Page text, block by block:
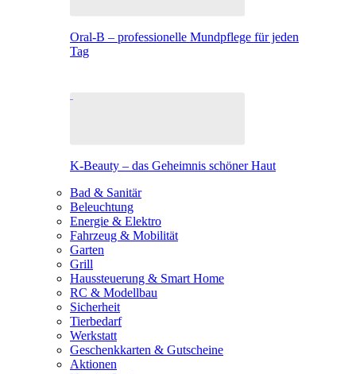
Oral-B – professionelle Mundpflege für jeden
Tag
K-Beauty – das Geheimnis schöner Haut
Bad & Sanitär
Beleuchtung
Energie & Elektro
Fahrzeug & Mobilität
Garten
Grill
Haussteuerung & Smart Home
RC & Modellbau
Sicherheit
Tierbedarf
Werkstatt
Geschenkkarten & Gutscheine
Aktionen